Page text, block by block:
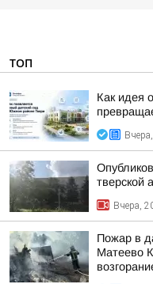
ТОП
Как идея
тверской
Вчера,
Пожар в
Матеево